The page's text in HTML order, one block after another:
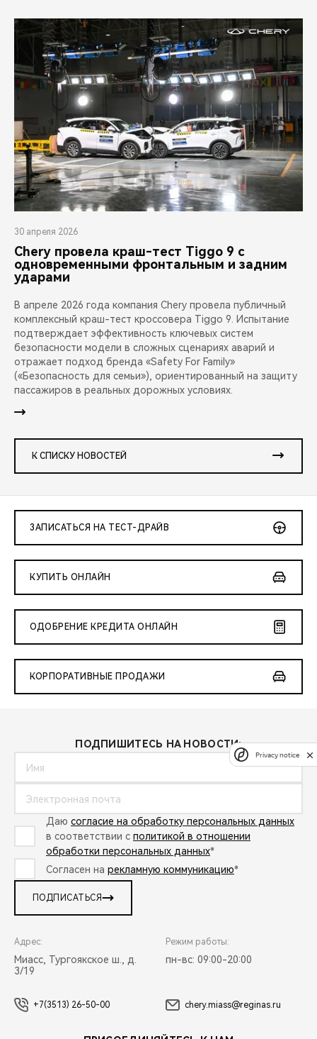
30 апреля 2026
Chery провела краш-тест Tiggo 9 с
одновременными фронтальным и задним
ударами
В апреле 2026 года компания Chery провела публичный
комплексный краш-тест кроссовера Tiggo 9. Испытание
подтверждает эффективность ключевых систем
безопасности модели в сложных сценариях аварий и
отражает подход бренда «Safety For Family»
(«Безопасность для семьи»), ориентированный на защиту
пассажиров в реальных дорожных условиях.
К СПИСКУ НОВОСТЕЙ
ЗАПИСАТЬСЯ НА ТЕСТ-ДРАЙВ
КУПИТЬ ОНЛАЙН
ОДОБРЕНИЕ КРЕДИТА ОНЛАЙН
КОРПОРАТИВНЫЕ ПРОДАЖИ
ПОДПИШИТЕСЬ НА НОВОСТИ:
Даю согласие на обработку персональных данных
в соответствии с политикой в отношении
обработки персональных данных*
Согласен на рекламную коммуникацию*
ПОДПИСАТЬСЯ
Адрес:
Миасс, Тургоякское ш., д.
3/19
Режим работы:
пн-вс: 09:00-20:00
+7(3513) 26-50-00 chery.miass@reginas.ru
Privacy notice